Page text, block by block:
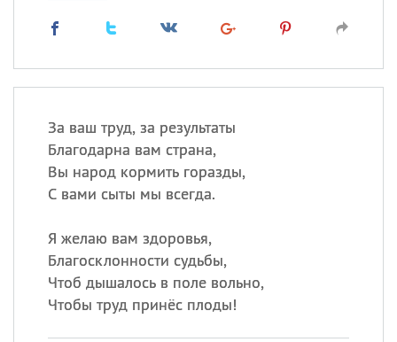
За ваш труд, за результаты
Благодарна вам страна,
Вы народ кормить горазды,
С вами сыты мы всегда.
Я желаю вам здоровья,
Благосклонности судьбы,
Чтоб дышалось в поле вольно,
Чтобы труд принёс плоды!